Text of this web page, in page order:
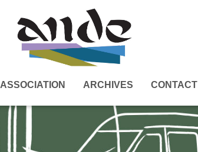
ASSOCIATION ARCHIVES CONTACT